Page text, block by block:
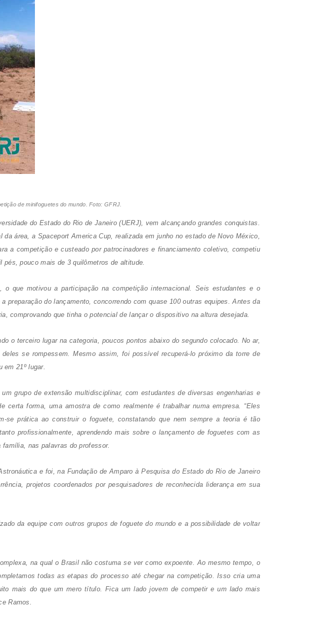
de minifoguetes do mundo. Foto: GFRJ.
do Estado do Rio de Janeiro (UERJ), vem alcançando grandes conquistas.
da área, a Spaceport America Cup, realizada em junho no estado de Novo México,
a competição e custeado por patrocinadores e financiamento coletivo, competiu
pouco mais de 3 quilômetros de altitude.
que motivou a participação na competição internacional. Seis estudantes e o
do lançamento, concorrendo com quase 100 outras equipes. Antes da
comprovando que tinha o potencial de lançar o dispositivo na altura desejada.
o terceiro lugar na categoria, poucos pontos abaixo do segundo colocado. No ar,
se rompessem. Mesmo assim, foi possível recuperá-lo próximo da torre de
em 21º lugar.
grupo de extensão multidisciplinar, com estudantes de diversas engenharias e
forma, uma amostra de como realmente é trabalhar numa empresa. “Eles
se prática ao construir o foguete, constatando que nem sempre a teoria é tão
profissionalmente, aprendendo mais sobre o lançamento de foguetes com as
nas palavras do professor.
e foi, na Fundação de Amparo à Pesquisa do Estado do Rio de Janeiro
projetos coordenados por pesquisadores de reconhecida liderança em sua
da equipe com outros grupos de foguete do mundo e a possibilidade de voltar
na qual o Brasil não costuma se ver como expoente. Ao mesmo tempo, o
todas as etapas do processo até chegar na competição. Isso cria uma
mais do que um mero título. Fica um lado jovem de competir e um lado mais
Ramos.